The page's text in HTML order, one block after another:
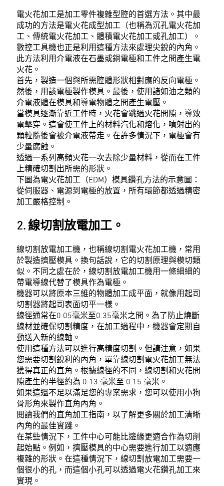
電火花加工是加工零件複雜型腔的首選方法。其中最
成功的方法是電火花成型加工（也稱為沉孔電火花加
工、傳統電火花加工、體積電火花加工或孔加工）。
數控工具機也正是利用這種方法來處理尖銳的內角。
此方法利用介電液在石墨或銅電極和工件之間產生電
火花。
首先，製造一個與所需腔體形狀相對應的反向電極。
然後，用該電極製作模具。最後，使用諸如油之類的
介電液體在模具和導電物體之間產生電壓。
當模具逐漸靠近工件時，火花會跳過火花間隙，導致
電擊穿。這會使工件上的材料汽化和熔化，噴射出的
顆粒隨後會被介電液帶走。在許多情況下，電極會有
少量腐蝕。
透過一系列高頻火花一次去除少量材料，從而在工件
上精確切割出所需的形狀。
下圖為電火花加工（EDM）模具鑽孔方法的示意圖：
從伺服器、電源到電極的放置，所有環節都透過精密
加工嚴格控制。
2. 線切割放電加工。
線切割放電加工機，也稱線切割電火花加工機，常用
於製造擠壓模具。換句話說，它的切割原理與模切類
似。不同之處在於，線切割放電加工機用一條細細的
帶電導線代替了模具作為電極。
機器可以將原本三維的物體加工成平面，就像用起司
切割器將起司表面切平一樣。
線徑通常在0.05毫米至0.35毫米之間。為了防止燒斷
線材並確保切割精度，在加工過程中，機器會定期自
動送入新的線軸。
使用這種方法可以進行高精度切割。但請注意，如果
您需要切割銳利的內角，單靠線切割電火花加工無法
獲得真正的直角。根據線徑的不同，線切割和火花間
隙產生的半徑約為 0.13 毫米至 0.15 毫米。
如果這還不足以滿足您的專案需求，您可以使用小狗
骨形角來製作直角內角。
閱讀我們的直角加工指南，以了解更多關於加工清晰
內角的最佳實踐。
在某些情況下，工件中心可能比邊緣更適合作為切削
起始點。例如，擠壓模具的中心需要進行加工以適應
複雜的形狀。在這種情況下，線切割放電加工需要一
個很小的孔，而這個小孔可以透過電火花鑽孔加工來
實現。